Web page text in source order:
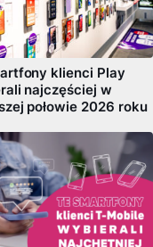
klienci Play
najczęściej w
połowie 2026 roku